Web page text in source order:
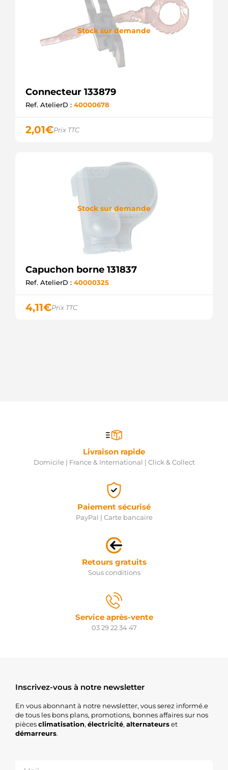
Stock sur demande
Connecteur 133879
Ref. AtelierD : 40000678
2,01€Prix TTC
Stock sur demande
Capuchon borne 131837
Ref. AtelierD : 40000325
4,11€Prix TTC
Livraison rapide
Domicile | France & International | Click & Collect
Paiement sécurisé
PayPal | Carte bancaire
Retours gratuits
Sous conditions
Service après-vente
03 29 22 34 47
Inscrivez-vous à notre newsletter
En vous abonnant à notre newsletter, vous serez informé.e
de tous les bons plans, promotions, bonnes affaires sur nos
piècesclimatisation, électricité, alternateurset
démarreurs.